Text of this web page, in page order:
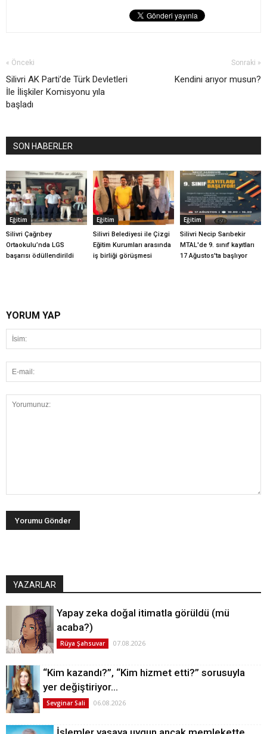
« Önceki
Silivri AK Parti’de Türk Devletleri
İle İlişkiler Komisyonu yıla
başladı
Sonraki »
Kendini arıyor musun?
SON HABERLER
Eğitim
Silivri Çağrıbey
Ortaokulu’nda LGS
başarısı ödüllendirildi
Eğitim
Silivri Belediyesi ile Çizgi
Eğitim Kurumları arasında
iş birliği görüşmesi
Eğitim
Silivri Necip Sarıbekir
MTAL'de 9. sınıf kayıtları
17 Ağustos'ta başlıyor
YORUM YAP
YAZARLAR
Yapay zeka doğal itimatla görüldü (mü
acaba?)
Rüya Şahsuvar 07.08.2026
“Kim kazandı?”, “Kim hizmet etti?” sorusuyla
yer değiştiriyor…
Sevginar Sali 06.08.2026